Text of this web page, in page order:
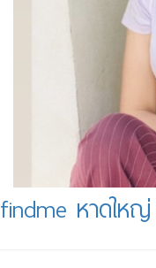
findme หาดให